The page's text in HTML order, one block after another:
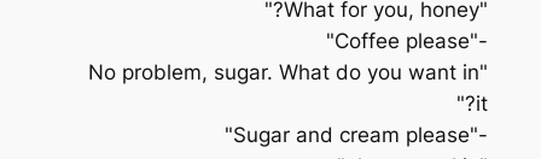
"What for you, honey?"
-"Coffee please"
"No problem, sugar. What do you want in
it?"
-"Sugar and cream please"